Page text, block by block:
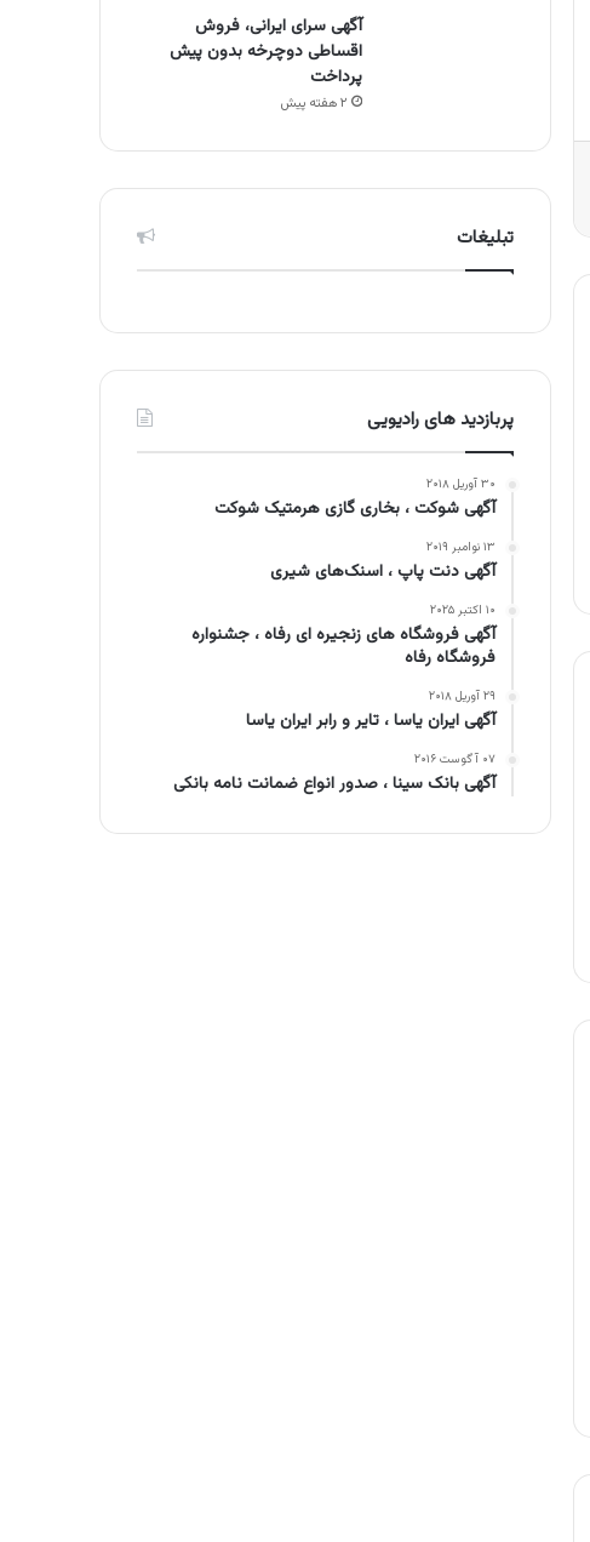
آگهی سرای ایرانی، فروش
اقساطی دوچرخه بدون پیش
پرداخت
۲ هفته پیش
تبلیغات
پربازدید های رادیویی
۳۰ آوریل ۲۰۱۸
آگهی شوکت ، بخاری گازی هرمتیک شوکت
۱۳ نوامبر ۲۰۱۹
آگهی دنت پاپ ، اسنک‌های شیری
۱۰ اکتبر ۲۰۲۵
آگهی فروشگاه های زنجیره ای رفاه ، جشنواره
فروشگاه رفاه
۲۹ آوریل ۲۰۱۸
آگهی ایران یاسا ، تایر و رابر ایران یاسا
۰۷ آگوست ۲۰۱۶
آگهی بانک سینا ، صدور انواع ضمانت نامه بانکی